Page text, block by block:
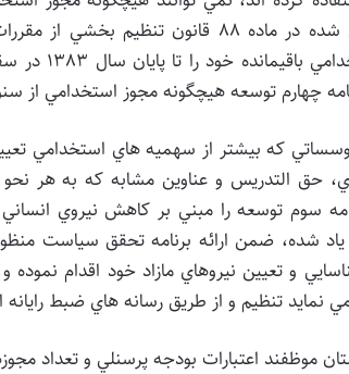
توسعه فعاليت ها از راهکارهاي پيش بيني شده در
دستگاه هاي
چهارم توسعه هيچگونه مجوز استخدامي از
موسساتي که بيشتر از سهميه هاي استخدامي
حق التدريس و عناوين مشابه که به هر
و احکام ماده 3 قانون برنامه سوم توسعه را مبني بر کاهش
و تعيين نيروهاي مازاد خود اقدام
نمايد تنظيم و از طريق رسانه هاي ضبط رايانه
موظفند اعتبارات بودجه پرسنلي و تعداد